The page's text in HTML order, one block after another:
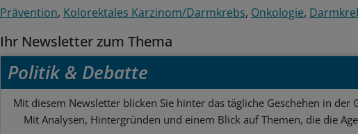
Prävention Kolorektales Karzinom/Darmkrebs Onkologie
Ihr Newsletter zum Thema
Politik & Debatte
Mit diesem Newsletter blicken Sie hinter das tägliche Geschehen in der
Mit Analysen, Hintergründen und einem Blick auf Themen, die die